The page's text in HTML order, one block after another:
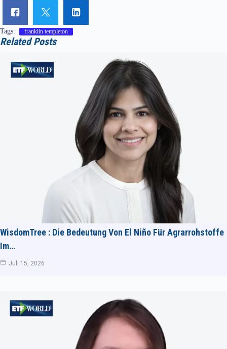
Tags: franklin templeton
Related Posts
WisdomTree : Die Bedeutung Von El Niño Für Agrarrohstoffe
Im…
Juli 15, 2026